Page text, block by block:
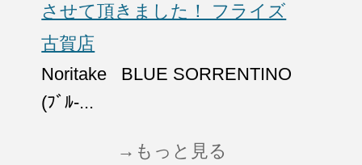
させて頂きました！ フライズ
古賀店
Noritake BLUE SORRENTINO
(ﾌﾞﾙ-...
→もっと見る